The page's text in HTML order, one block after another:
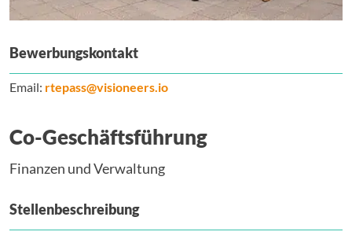
Bewerbungskontakt
Email: rtepass@visioneers.io
Co-Geschäftsführung
Finanzen und Verwaltung
Stellenbeschreibung